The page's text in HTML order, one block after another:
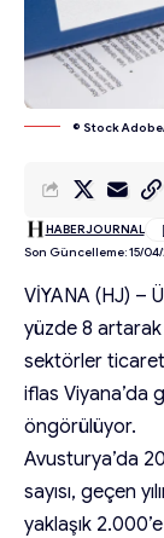
© Stock
Son Güncelleme: 15/04/
HABERJOURNAL
VİYANA (HJ) –
yüzde 8 artarak
sektörler
iflas Viyana’da
öngörülüyor.
Avusturya’da
sayısı, geçen
yaklaşık